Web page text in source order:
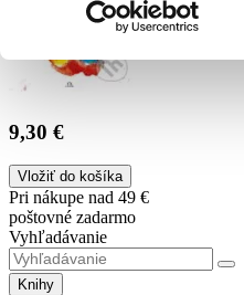
9,30 €
Vložiť do košíka
Pri nákupe nad 49 €
poštovné zadarmo
Vyhľadávanie
Knihy